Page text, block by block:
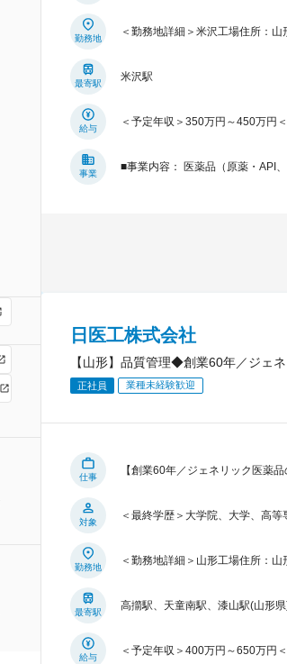
勤務地
＜勤務地詳細＞米沢工場住所：
最寄駅
米沢駅
給与
＜予定年収＞350万円～450万円
事業
■事業内容： 医薬品（原薬・API
日医工株式会社
【山形】品質管理◆創業60年／ジェ
正社員 業種未経験歓迎
仕事
【創業60年／ジェネリック医薬
対象
＜最終学歴＞大学院、大学、高等
勤務地
＜勤務地詳細＞山形工場住所：
最寄駅
高擶駅、天童南駅、漆山駅(山形
給与
＜予定年収＞400万円～650万円